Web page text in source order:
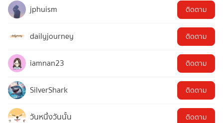
jphuism ติดตาม
dailyjourney ติดตาม
iamnan23 ติดตาม
SilverShark ติดตาม
วันหนึ่งวันนั้น ติดตาม